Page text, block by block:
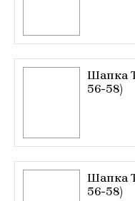
Шапка
56-58)
Шапка
56-58)